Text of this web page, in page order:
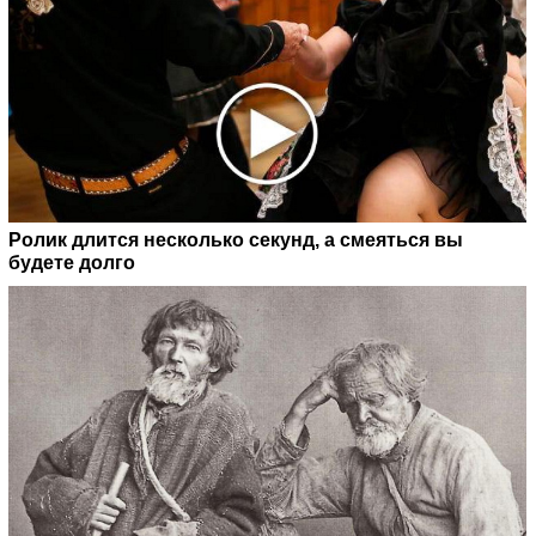
Ролик длится несколько секунд, а смеяться вы
будете долго